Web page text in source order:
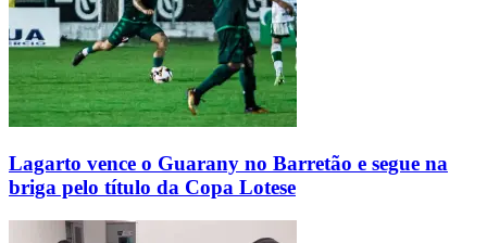
Lagarto vence o Guarany no Barretão e segue na
briga pelo título da Copa Lotese